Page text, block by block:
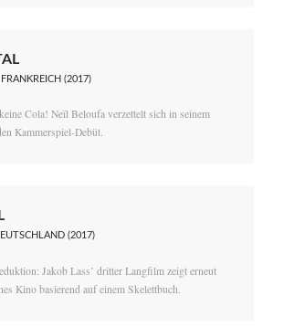
, FRANKREICH (2017)
Cola! Neïl Beloufa verzettelt sich in seinem
Kammerspiel-Debüt.
(2017)
Jakob Lass’ dritter Langfilm zeigt erneut
Kino basierend auf einem Skelettbuch.